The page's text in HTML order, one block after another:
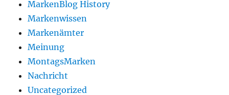
MarkenBlog History
Markenwissen
Markenämter
Meinung
MontagsMarken
Nachricht
Uncategorized